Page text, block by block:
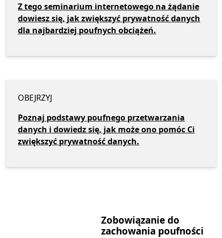
Z tego seminarium internetowego na żądanie
dowiesz się, jak zwiększyć prywatność danych
dla najbardziej poufnych obciążeń.
OBEJRZYJ
Poznaj podstawy poufnego przetwarzania
danych i dowiedz się, jak może ono pomóc Ci
zwiększyć prywatność danych.
Zobowiązanie do
zachowania poufności